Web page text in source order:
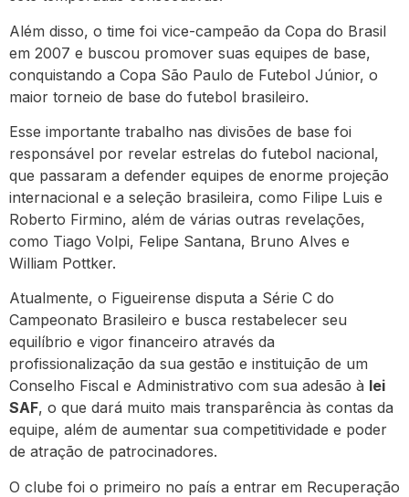
Além disso, o time foi vice-campeão da Copa do Brasil
em 2007 e buscou promover suas equipes de base,
conquistando a Copa São Paulo de Futebol Júnior, o
maior torneio de base do futebol brasileiro.
Esse importante trabalho nas divisões de base foi
responsável por revelar estrelas do futebol nacional,
que passaram a defender equipes de enorme projeção
internacional e a seleção brasileira, como Filipe Luis e
Roberto Firmino, além de várias outras revelações,
como Tiago Volpi, Felipe Santana, Bruno Alves e
William Pottker.
Atualmente, o Figueirense disputa a Série C do
Campeonato Brasileiro e busca restabelecer seu
equilíbrio e vigor financeiro através da
profissionalização da sua gestão e instituição de um
Conselho Fiscal e Administrativo com sua adesão à lei
SAF, o que dará muito mais transparência às contas da
equipe, além de aumentar sua competitividade e poder
de atração de patrocinadores.
O clube foi o primeiro no país a entrar em Recuperação